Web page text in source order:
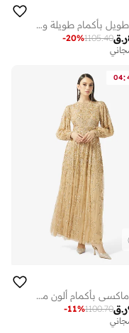
فستان طويل بأكمام طويلة وترتر
ر.ق1105.40
-20%
04:
فستان ماكسي بأكمام ألون مزينة
ر.ق1100.70
-11%